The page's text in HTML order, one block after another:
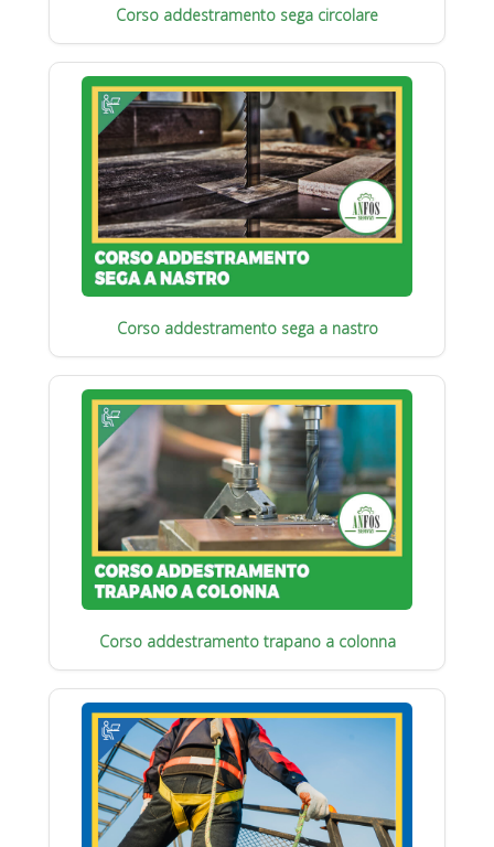
Corso addestramento sega circolare
Corso addestramento sega a nastro
Corso addestramento trapano a colonna